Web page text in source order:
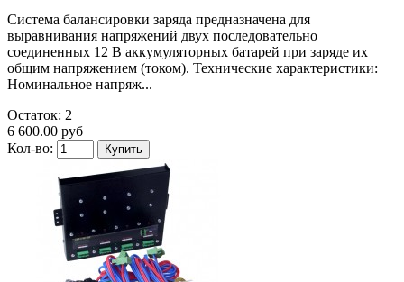
Система балансировки заряда предназначена для
выравнивания напряжений двух последовательно
соединенных 12 В аккумуляторных батарей при заряде их
общим напряжением (током). Технические характеристики:
Номинальное напряж...
Остаток: 2
6 600.00 руб
Кол-во: